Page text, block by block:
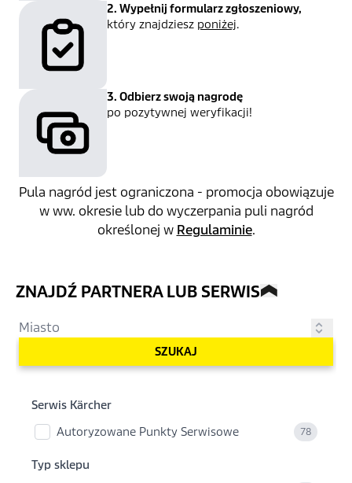
2. Wypełnij formularz zgłoszeniowy,
który znajdziesz poniżej.
3. Odbierz swoją nagrodę
po pozytywnej weryfikacji!
Pula nagród jest ograniczona - promocja obowiązuje
w ww. okresie lub do wyczerpania puli nagród
określonej w Regulaminie.
ZNAJDŹ PARTNERA LUB SERWIS
SZUKAJ
Serwis Kärcher
Autoryzowane Punkty Serwisowe
78
Typ sklepu